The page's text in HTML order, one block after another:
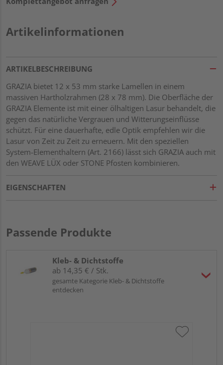
Artikelinformationen
ARTIKELBESCHREIBUNG
GRAZIA bietet 12 x 53 mm starke Lamellen in einem
massiven Hartholzrahmen (28 x 78 mm). Die Oberfläche der
GRAZIA Elemente ist mit einer ölhaltigen Lasur behandelt, die
gegen das natürliche Vergrauen und Witterungseinflüsse
schützt. Für eine dauerhafte, edle Optik empfehlen wir die
Lasur von Zeit zu Zeit zu erneuern. Mit den speziellen
System-Elementhaltern (Art. 2166) lässt sich GRAZIA auch mit
den WEAVE LÜX oder STONE Pfosten kombinieren.
EIGENSCHAFTEN
Passende Produkte
Kleb- & Dichtstoffe
ab 14,35 € / Stk.
gesamte Kategorie Kleb- & Dichtstoffe
entdecken